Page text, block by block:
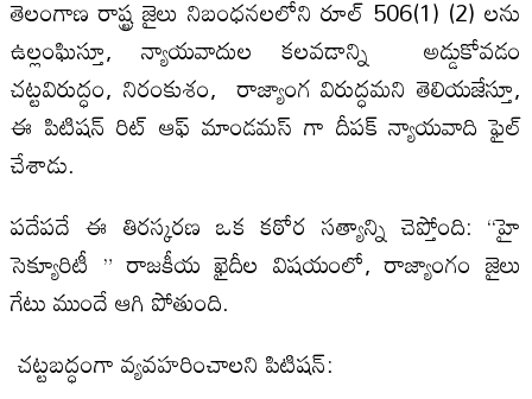
తెలంగాణ రాష్ట్ర జైలు నిబంధనలలోని రూల్ 506(1) (2) లను
ఉల్లంఘిస్తూ, న్యాయవాదుల కలవడాన్ని అడ్డుకోవడం
చట్టవిరుద్ధం, నిరంకుశం, రాజ్యాంగ విరుద్ధమని తెలియజేస్తూ,
ఈ పిటిషన్ రిట్ ఆఫ్ మాండమస్ గా దీపక్ న్యాయవాది ఫైల్
చేశాడు.
పదేపదే ఈ తిరస్కరణ ఒక కఠోర సత్యాన్ని చెప్తోంది: “హై
సెక్యూరిటీ ” రాజకీయ ఖైదీల విషయంలో, రాజ్యాంగం జైలు
గేటు ముందే ఆగి పోతుంది.
చట్టబద్ధంగా వ్యవహరించాలని పిటిషన్: